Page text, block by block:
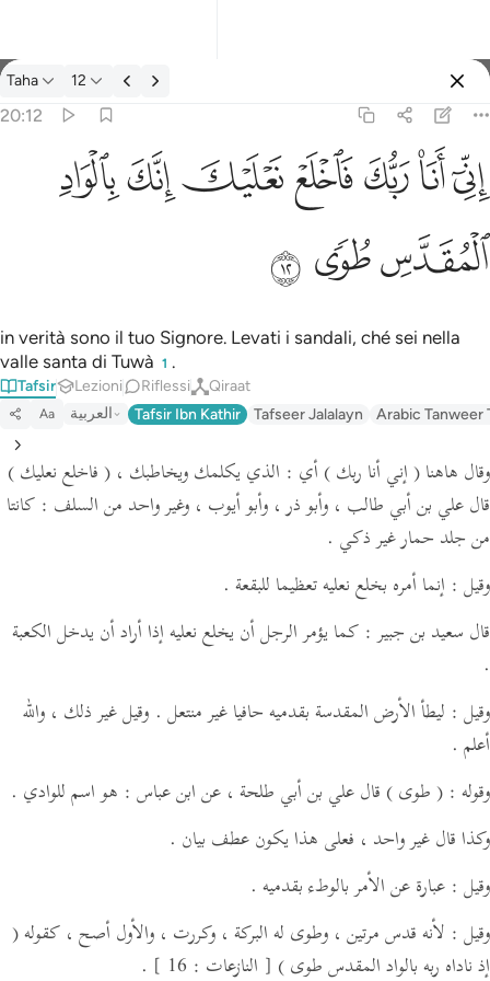
Tafsir: Taha 20:12
Taha 12
20:12
اني انا ربك فاخلع نعليك انك بالواد المقدس طوى ١٢
إِنِّىٓ أَنَا۠ رَبُّكَ فَٱخْلَعْ نَعْلَيْكَ ۖ إِنَّكَ بِٱلْوَادِ ٱلْمُقَدَّسِ طُوًۭى ١٢
ﲺﲻﲼﲽﲾﲿﳀ
ﳁﳂ ﳃ
in verità sono il tuo Signore. Levati i sandali, ché sei nella
valle santa di Tuwà 1 .
Tafsir Lezioni Riflessi Qiraat
Aa العربية Tafsir Ibn Kathir Tafseer Jalalayn Arabic Tanweer
وقال هاهنا ( إني أنا ربك ) أي : الذي يكلمك ويخاطبك ، ( فاخلع نعليك )
قال علي بن أبي طالب ، وأبو ذر ، وأبو أيوب ، وغير واحد من السلف : كانتا
من جلد حمار غير ذكي .
وقيل : إنما أمره بخلع نعليه تعظيما للبقعة .
قال سعيد بن جبير : كما يؤمر الرجل أن يخلع نعليه إذا أراد أن يدخل الكعبة
.
وقيل : ليطأ الأرض المقدسة بقدميه حافيا غير منتعل . وقيل غير ذلك ، والله
أعلم .
وقوله : ( طوى ) قال علي بن أبي طلحة ، عن ابن عباس : هو اسم للوادي .
وكذا قال غير واحد ، فعلى هذا يكون عطف بيان .
وقيل : عبارة عن الأمر بالوطء بقدميه .
وقيل : لأنه قدس مرتين ، وطوى له البركة ، وكررت ، والأول أصح ، كقوله(
إذ ناداه ربه بالواد المقدس طوى ) [ النازعات : 16 ] .